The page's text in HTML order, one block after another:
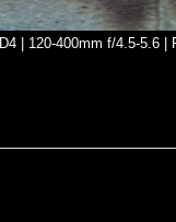
| 120-400mm f/4.5-5.6